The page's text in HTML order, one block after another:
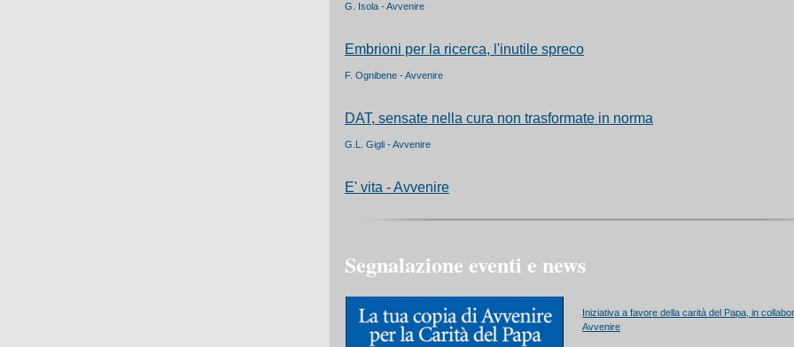
G. Isola - Avvenire
Embrioni per la ricerca, l'inutile spreco
F. Ognibene - Avvenire
DAT, sensate nella cura non trasformate in norma
G.L. Gigli - Avvenire
E' vita - Avvenire
Segnalazione eventi e news
Iniziativa a favore della carità del Papa, in
Avvenire